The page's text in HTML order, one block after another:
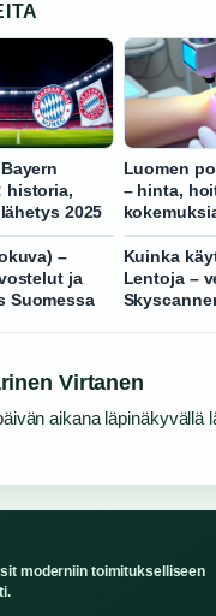
historia,
2025
Luomen
– hinta,
–
ja
Suomessa
Kuinka
Lentoja –
Virtanen
aikana läpinäkyvällä
moderniin toimitukselliseen